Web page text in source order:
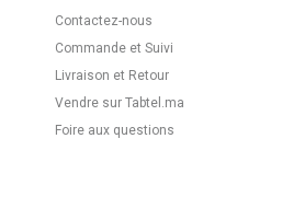
Contactez-nous
Commande et Suivi
Livraison et Retour
Vendre sur Tabtel.ma
Foire aux questions